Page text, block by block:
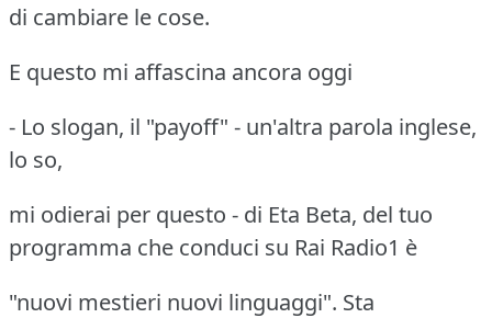
di cambiare le cose.
E questo mi affascina ancora oggi
- Lo slogan, il "payoff" - un'altra parola inglese,
lo so,
mi odierai per questo - di Eta Beta, del tuo
programma che conduci su Rai Radio1 è
"nuovi mestieri nuovi linguaggi". Sta